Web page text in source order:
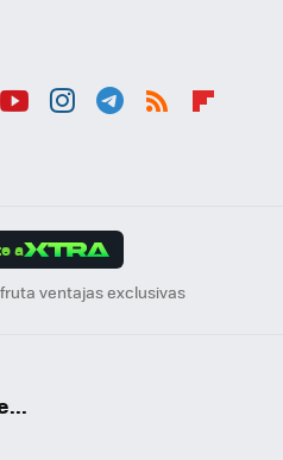
a
ventajas exclusivas